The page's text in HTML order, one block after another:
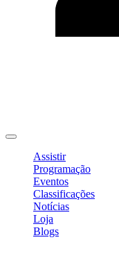
Assistir
Programação
Eventos
Classificações
Notícias
Loja
Blogs